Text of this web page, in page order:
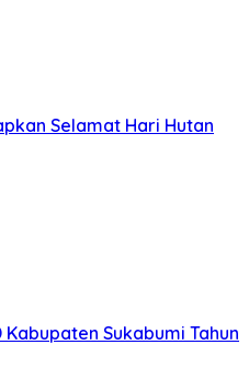
Selamat Hari Hutan
Kabupaten Sukabumi Tahun